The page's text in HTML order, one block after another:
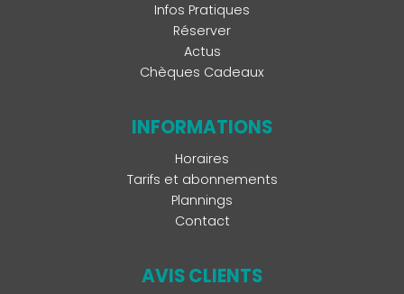
Infos Pratiques
Réserver
Actus
Chèques Cadeaux
INFORMATIONS
Horaires
Tarifs et abonnements
Plannings
Contact
AVIS CLIENTS